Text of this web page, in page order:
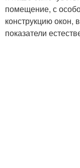
помещение, с
конструкцию окон,
показатели